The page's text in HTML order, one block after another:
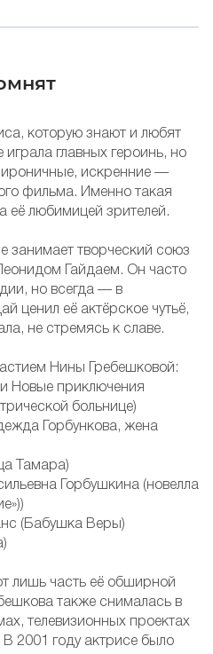
которую знают и любят
главных героинь, но
искренние —
фильма. Именно такая
её любимицей зрителей.
занимает творческий союз
Гайдаем. Он часто
но всегда — в
ценил её актёрское чутьё,
не стремясь к славе.
Нины Гребешковой:
Новые приключения
больнице)
Горбункова, жена
Тамара)
Горбушкина (новелла
(Бабушка Веры)
лишь часть её обширной
также снималась в
телевизионных проектах
В 2001 году актрисе было